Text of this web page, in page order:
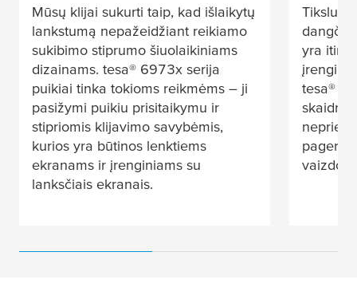
Mūsų klijai sukurti taip, kad išlaikytų
lankstumą nepažeidžiant reikiamo
sukibimo stiprumo šiuolaikiniams
dizainams. tesa® 6973x serija
puikiai tinka tokioms reikmėms – ji
pasižymi puikiu prisitaikymu ir
stipriomis klijavimo savybėmis,
kurios yra būtinos lenktiems
ekranams ir įrenginiams su
lanksčiais ekranais.
dangčio
yra itin
tesa®
vaizdo